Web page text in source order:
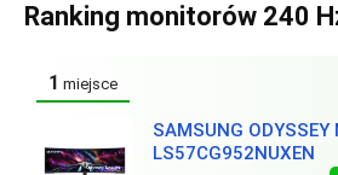
Ranking monitorów 240
1 miejsce
SAMSUNG ODYSSEY
LS57CG952NUXEN